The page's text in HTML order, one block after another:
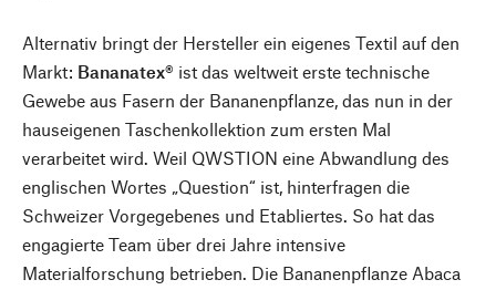
Alternativ bringt der Hersteller ein eigenes Textil auf den
Markt: Bananatex® ist das weltweit erste technische
Gewebe aus Fasern der Bananenpflanze, das nun in der
hauseigenen Taschenkollektion zum ersten Mal
verarbeitet wird. Weil QWSTION eine Abwandlung des
englischen Wortes „Question“ ist, hinterfragen die
Schweizer Vorgegebenes und Etabliertes. So hat das
engagierte Team über drei Jahre intensive
Materialforschung betrieben. Die Bananenpflanze Abaca